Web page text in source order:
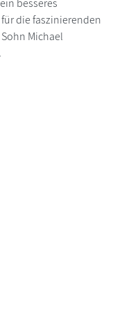
besseres
die faszinierenden
Michael